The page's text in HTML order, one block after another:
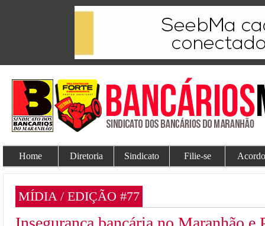
Home Diretoria Sindicato Filie-se
MÍDIA / EDIÇÃO #77